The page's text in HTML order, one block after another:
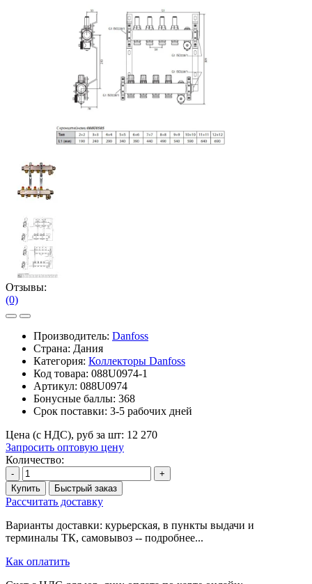
Отзывы:
(0)
Производитель: Danfoss
Страна: Дания
Категория: Коллекторы Danfoss
Код товара: 088U0974-1
Артикул: 088U0974
Бонусные баллы: 368
Срок поставки: 3-5 рабочих дней
Цена (с НДС), руб за шт: 12 270
Запросить оптовую цену
Количество:
-
+
Купить
Быстрый заказ
Рассчитать доставку
Варианты доставки: курьерская, в пункты выдачи и
терминалы ТК, самовывоз -- подробнее...
Как оплатить